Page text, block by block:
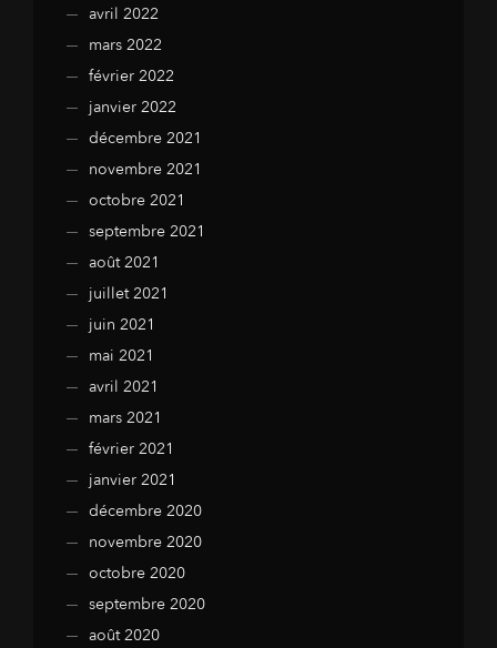
avril 2022
mars 2022
février 2022
janvier 2022
décembre 2021
novembre 2021
octobre 2021
septembre 2021
août 2021
juillet 2021
juin 2021
mai 2021
avril 2021
mars 2021
février 2021
janvier 2021
décembre 2020
novembre 2020
octobre 2020
septembre 2020
août 2020